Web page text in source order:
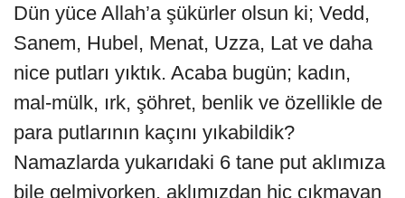
Dün yüce Allah’a şükürler olsun ki; Vedd,
Sanem, Hubel, Menat, Uzza, Lat ve daha
nice putları yıktık. Acaba bugün; kadın,
mal-mülk, ırk, şöhret, benlik ve özellikle de
para putlarının kaçını yıkabildik?
Namazlarda yukarıdaki 6 tane put aklımıza
bile gelmiyorken, aklımızdan hiç çıkmayan